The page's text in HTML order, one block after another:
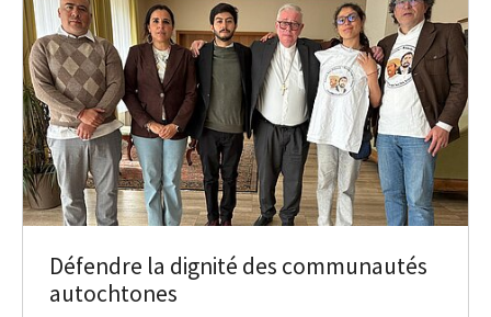
Défendre la dignité des communautés
autochtones